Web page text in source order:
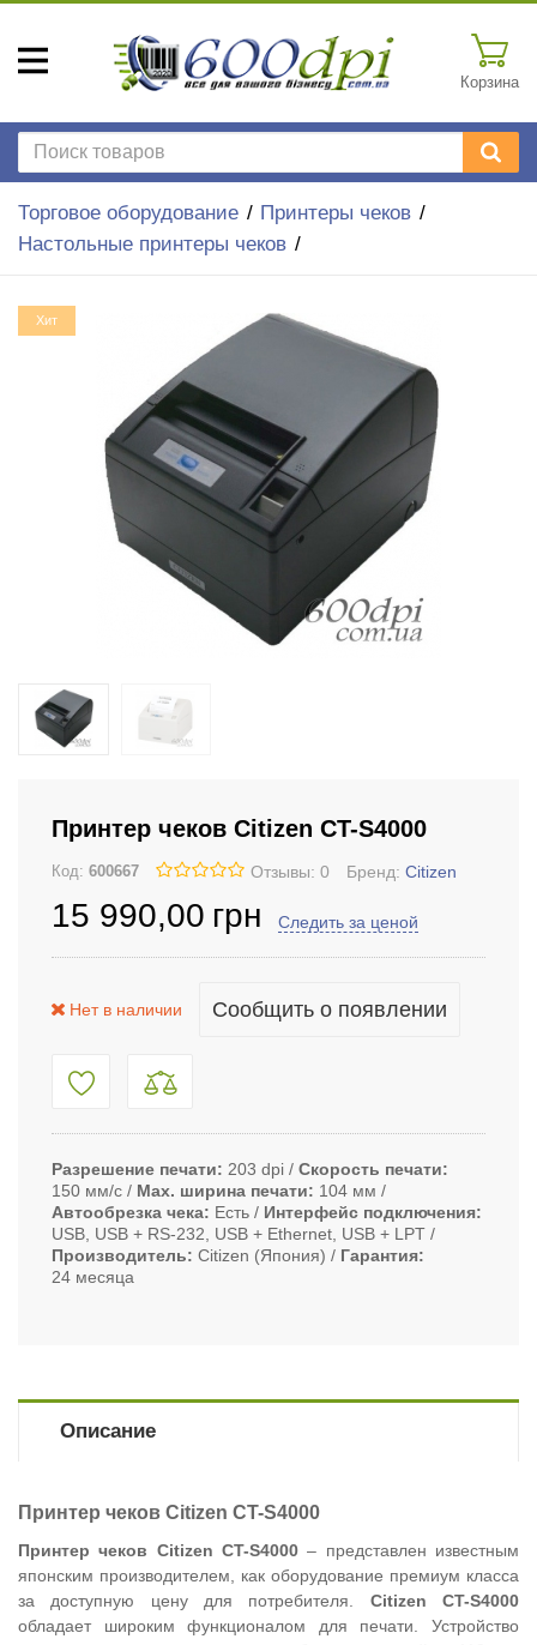
Корзина
Торговое оборудование
Принтеры чеков
Настольные принтеры чеков
Хит
Принтер чеков Citizen CT-S4000
Код: 600667 Отзывы: 0 Бренд: Citizen
15 990,00 грн Следить за ценой
Нет в наличии Сообщить о появлении
Разрешение печати 203 dpi
Скорость печати
150 мм/с
Max. ширина печати
104 мм
Автообрезка чека
Есть
Интерфейс подключения
USB, USB + RS-232, USB + Ethernet, USB + LPT
Производитель
Citizen (Япония)
Гарантия
24 месяца
Описание
Принтер чеков Citizen CT-S4000
Принтер чеков Citizen CT-S4000 – представлен известным
японским производителем, как оборудование премиум класса
за доступную цену для потребителя. Citizen CT-S4000
обладает широким функционалом для печати. Устройство